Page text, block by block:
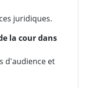
juridiques.
la cour dans
d'audience et